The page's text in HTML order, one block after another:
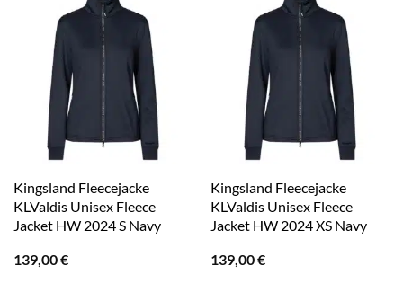
Kingsland Fleecejacke
KLValdis Unisex Fleece
Jacket HW 2024 S Navy
139,00€
Kingsland Fleecejacke
KLValdis Unisex Fleece
Jacket HW 2024 XS Navy
139,00€